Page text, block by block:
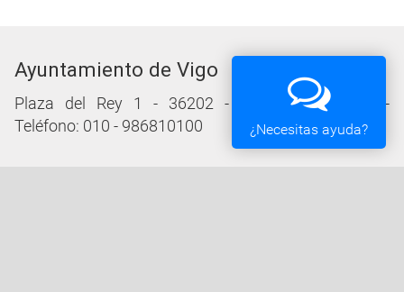
Ayuntamiento de Vigo
Plaza del Rey 1 - 36202 - Vigo (Pontevedra) -
Teléfono: 010 - 986810100
¿Necesitas ayuda?